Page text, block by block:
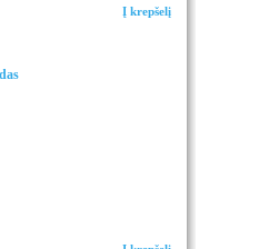
Į krepšelį